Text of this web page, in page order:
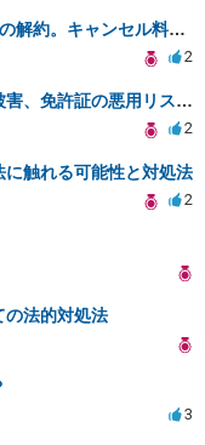
結婚式場の金額ミスによる2週間での解約。キャンセル料10万円の免除は可能か。
2
出会い系で知り合った相手に詐欺被害、免許証の悪用リスクと対策。
2
触れる可能性と対処法
2
の法的対処法
3